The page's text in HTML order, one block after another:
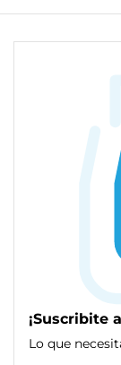
¡Suscribite
Lo que